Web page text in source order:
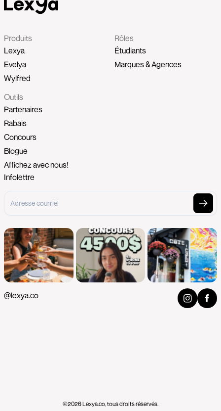
@lexya.co
Produits
Lexya
Evelya
Wylfred
Rôles
Étudiants
Marques & Agences
Outils
Partenaires
Rabais
Concours
Blogue
Affichez avec nous!
Infolettre
©2026 Lexya.co, tous droits réservés.